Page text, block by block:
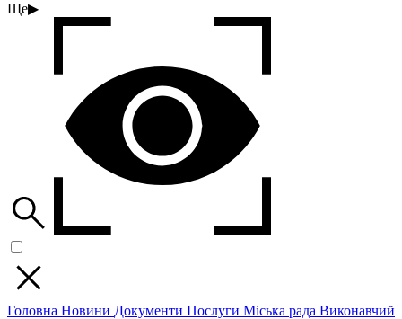
Ще▶
Головна Новини Документи Послуги Міська рада Виконавчий